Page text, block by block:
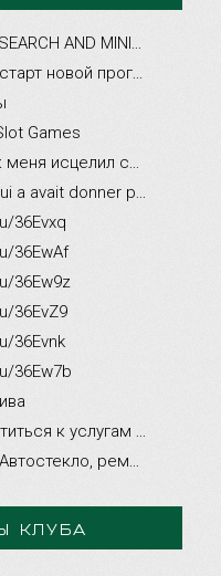
Games
36Evxq
36EwAf
36Ew9z
36EvZ9
36Evnk
36Ew7b
КЛУБА